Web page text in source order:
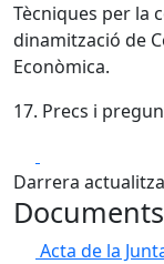
Tècniques per la
dinamització de
Econòmica.
17. Precs i
Darrera
Documents
Acta de la